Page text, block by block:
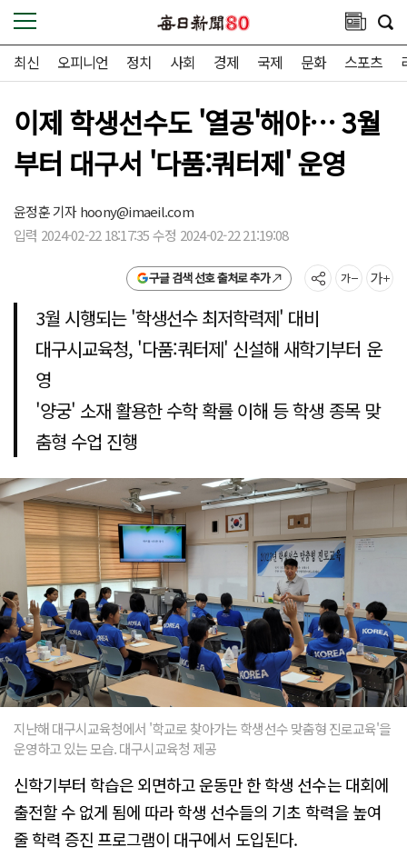
최신 오피니언 정치 사회 경제 국제 문화 스포츠
이제 학생선수도 '열공'해야… 3월
부터 대구서 '다품:쿼터제' 운영
윤정훈 기자hoony@imaeil.com
입력 2024-02-22 18:17:35 수정 2024-02-22 21:19:08
구글 검색 선호 출처로 추가
3월 시행되는 '학생선수 최저학력제' 대비
대구시교육청, '다품:쿼터제' 신설해 새학기부터 운
영
'양궁' 소재 활용한 수학 확률 이해 등 학생 종목 맞
춤형 수업 진행
지난해 대구시교육청에서 '학교로 찾아가는 학생선수 맞춤형 진로교육'을
운영하고 있는 모습. 대구시교육청 제공
신학기부터 학습은 외면하고 운동만 한 학생 선수는 대회에
출전할 수 없게 됨에 따라 학생 선수들의 기초 학력을 높여
줄 학력 증진 프로그램이 대구에서 도입된다.